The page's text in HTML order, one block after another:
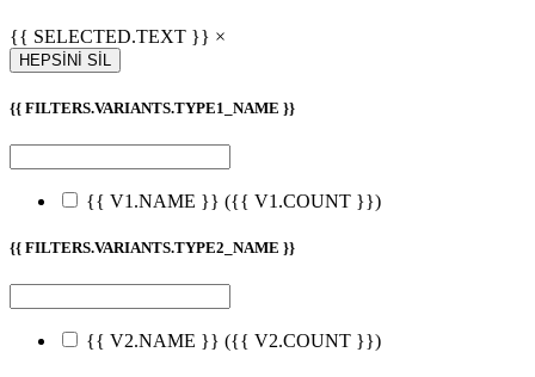
{{ SELECTED.TEXT }} ×
HEPSİNİ SİL
{{ FILTERS.VARIANTS.TYPE1_NAME }}
{{ V1.NAME }} ({{ V1.COUNT }})
{{ FILTERS.VARIANTS.TYPE2_NAME }}
{{ V2.NAME }} ({{ V2.COUNT }})